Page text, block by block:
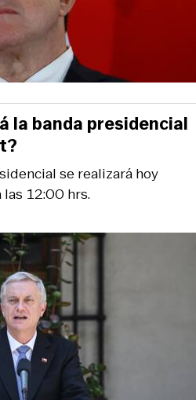
se realizará hoy
12:00 hrs.
la banda presidencial